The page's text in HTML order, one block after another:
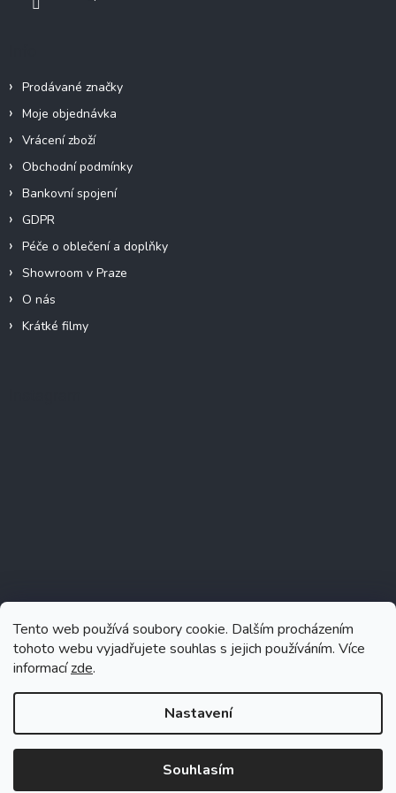
Tento web používá soubory cookie. Dalším procházením
tohoto webu vyjadřujete souhlas s jejich používáním. Více
informacízde.
Nastavení
Souhlasím
Prodávané značky
Moje objednávka
Vrácení zboží
Obchodní podmínky
Bankovní spojení
GDPR
Péče o oblečení a doplňky
Showroom v Praze
O nás
Krátké filmy
Sledovat na Instagramu
Vytvořil Shoptet